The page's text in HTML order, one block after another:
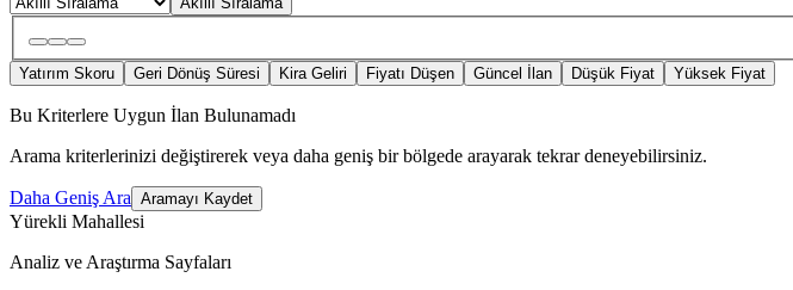
Yatırım Skoru Geri Dönüş Süresi Kira Geliri Fiyatı Düşen Güncel İlan Düşük Fiyat Yüksek Fiyat
Bu Kriterlere Uygun İlan Bulunamadı
Arama kriterlerinizi değiştirerek veya daha geniş bir bölgede arayarak tekrar deneyebilirsiniz.
Daha Geniş Ara Aramayı Kaydet
Yürekli Mahallesi
Analiz ve Araştırma Sayfaları